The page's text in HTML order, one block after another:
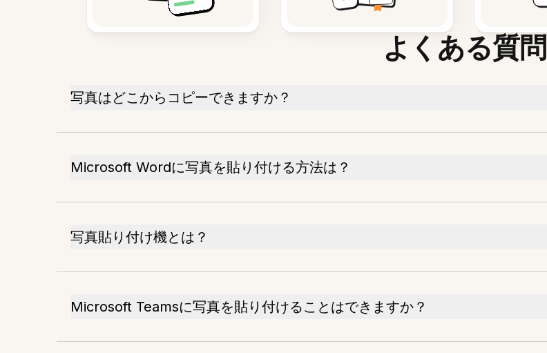
よくある質問
写真はどこからコピーできますか？
Microsoft Wordに写真を貼り付ける方法は？
写真貼り付け機とは？
Microsoft Teamsに写真を貼り付けることはできますか？